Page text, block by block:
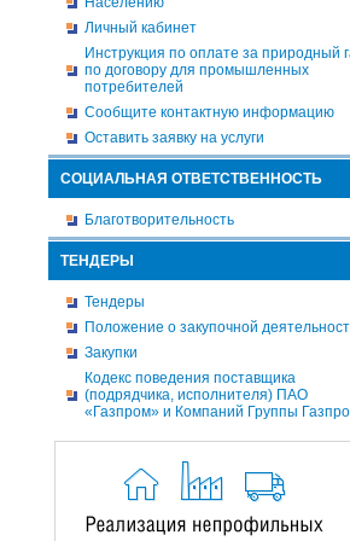
Личный кабинет
Инструкция по оплате за природный
по договору для промышленных
потребителей
Сообщите контактную информацию
Оставить заявку на услуги
СОЦИАЛЬНАЯ ОТВЕТСТВЕННОСТЬ
Благотворительность
ТЕНДЕРЫ
Тендеры
Положение о закупочной
Закупки
Кодекс поведения поставщика
(подрядчика, исполнителя) ПАО
«Газпром» и Компаний Группы